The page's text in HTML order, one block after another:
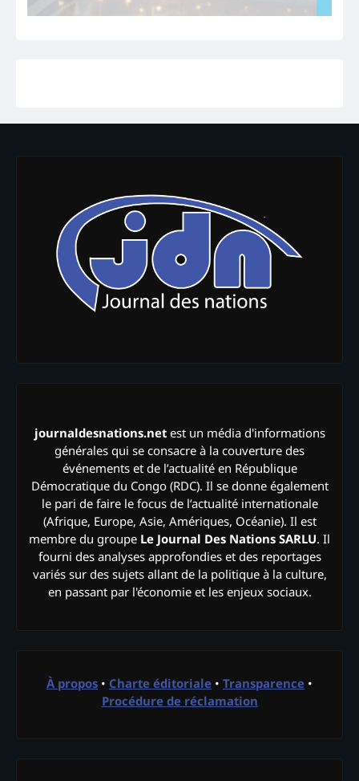
journaldesnations.netest un média d'informations
générales qui se consacre à la couverture des
événements et de l’actualité en République
Démocratique du Congo (RDC). Il se donne également
le pari de faire le focus de l’actualité internationale
(Afrique, Europe, Asie, Amériques, Océanie). Il est
membre du groupe Le Journal Des Nations SARLU. Il
fourni des analyses approfondies et des reportages
variés sur des sujets allant de la politique à la culture,
en passant par l'économie et les enjeux sociaux.
À propos • Charte éditoriale • Transparence •
Procédure de réclamation